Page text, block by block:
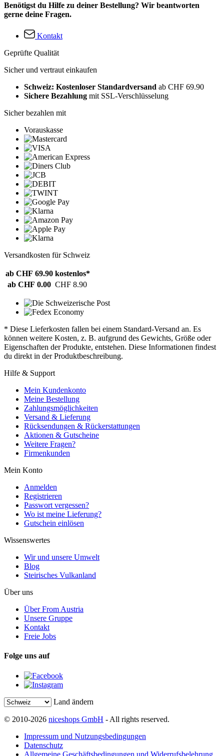
Benötigst du Hilfe zu deiner Bestellung? Wir beantworten
gerne deine Fragen.
Kontakt
Geprüfte Qualität
Sicher und vertraut einkaufen
Schweiz: Kostenloser Standardversand ab CHF 69.90
Sichere Bezahlung mit SSL-Verschlüsselung
Sicher bezahlen mit
Vorauskasse
Versandkosten für Schweiz
ab CHF 69.90 kostenlos*
ab CHF 0.00 CHF 8.90
* Diese Lieferkosten fallen bei einem Standard-Versand an. Es
können weitere Kosten, z. B. aufgrund des Gewichts, Größe oder
Eigenschaften der Produkte, entstehen. Diese Informationen findest
du direkt in der Produktbeschreibung.
Hilfe & Support
Mein Kundenkonto
Meine Bestellung
Zahlungsmöglichkeiten
Versand & Lieferung
Rücksendungen & Rückerstattungen
Aktionen & Gutscheine
Weitere Fragen?
Firmenkunden
Mein Konto
Anmelden
Registrieren
Passwort vergessen?
Wo ist meine Lieferung?
Gutschein einlösen
Wissenswertes
Wir und unsere Umwelt
Blog
Steirisches Vulkanland
Über uns
Über From Austria
Unsere Gruppe
Kontakt
Freie Jobs
Folge uns auf
Land ändern
© 2010-2026 niceshops GmbH - All rights reserved.
Impressum und Nutzungsbedingungen
Datenschutz
Allgemeine Geschäftsbedingungen und Widerrufsbelehrung